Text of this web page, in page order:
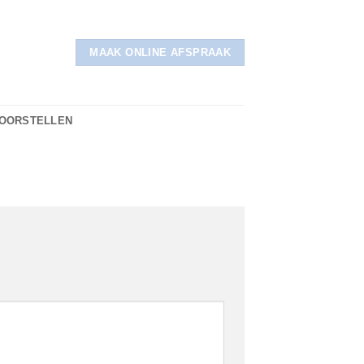
MAAK ONLINE AFSPRAAK